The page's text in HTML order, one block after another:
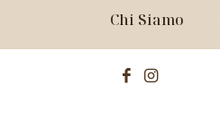
Chi Siamo